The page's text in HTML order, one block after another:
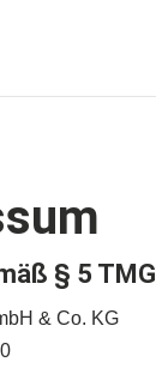
§ 5 TMG
& Co. KG